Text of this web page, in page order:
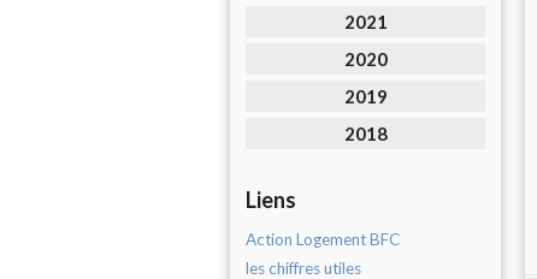
2021
2020
2019
2018
Liens
Action Logement BFC
les chiffres utiles